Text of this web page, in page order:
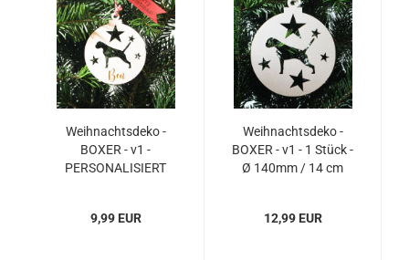
Weihnachtsdeko -
BOXER - v1 -
PERSONALISIERT
9,99 EUR
Weihnachtsdeko -
BOXER - v1 - 1 Stück -
Ø 140mm / 14 cm
12,99 EUR